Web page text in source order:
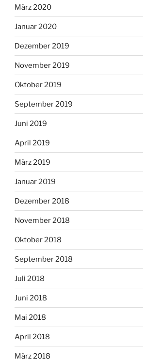
März 2020
Januar 2020
Dezember 2019
November 2019
Oktober 2019
September 2019
Juni 2019
April 2019
März 2019
Januar 2019
Dezember 2018
November 2018
Oktober 2018
September 2018
Juli 2018
Juni 2018
Mai 2018
April 2018
März 2018